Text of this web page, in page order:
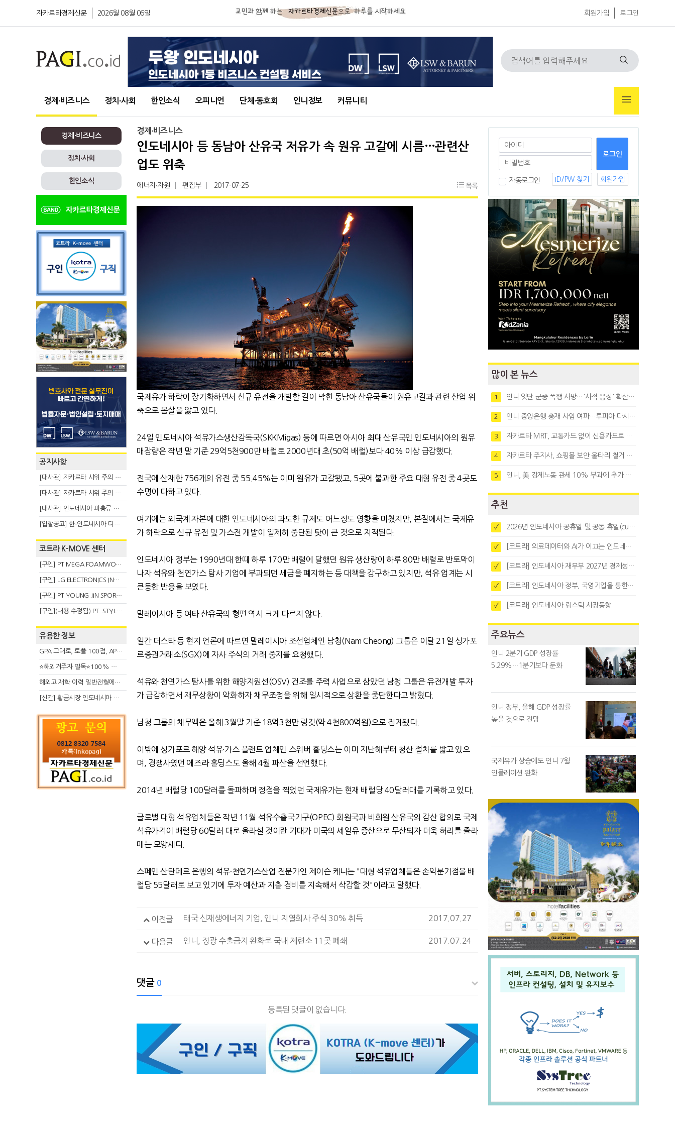
자카르타경제신문 2026월 08월 06일 회원가입 로그인
경제∙비즈니스 정치∙사회 한인소식 오피니언 단체∙동호회 인니정보 커뮤니티
경제∙비즈니스
정치∙사회
한인소식
공지사항
[대사관] 자카르타 시위 주의 안내(8.6)
[대사관] 자카르타 시위 주의 안내(8.3)
[대사관] 인도네시아 파충류 불법 반출 주의 (7.29)
[입찰공고] 한-인도네시아 디지털융복합 탈 전시회
코트라 K-MOVE 센터
[구인] PT MEGA FOAMWORKS INDONESIA
[구인] LG ELECTRONICS INDONESIA
[구인] PT YOUNG JIN SPORT INDONESIA
[구인](내용 수정됨) PT. STYLE KOREAN INDONESIA (스타일 코리안 인도네시아)
유용한 정보
GPA 그대로, 토플 100점, AP 막막 — 원인은 하나입니다
⭐해외거주자 필독⭐100% 온라인 마지막 한국어교원 2급 추가모집 (~8/2)
해외고 재학 이력 일반전형에서 분명한 입시 강점 살리는 전략
[신간] 황금시장 인도네시아 슈퍼리치의 성공 수업
경제∙비즈니스
인도네시아 등 동남아 산유국 저유가 속 원유 고갈에 시름…관련산
업도 위축
에너지∙자원 편집부 2017-07-25 목록
국제유가 하락이 장기화하면서 신규 유전을 개발할 길이 막힌 동남아 산유국들이 원유고갈과 관련 산업 위
축으로 몸살을 앓고 있다.
24일 인도네시아 석유가스생산감독국(SKKMigas) 등에 따르면 아시아 최대 산유국인 인도네시아의 원유
매장량은 작년 말 기준 29억5천900만 배럴로 2000년대 초(50억 배럴)보다 40% 이상 급감했다.
전국에 산재한 756개의 유전 중 55.45%는 이미 원유가 고갈됐고, 5곳에 불과한 주요 대형 유전 중 4곳도
수명이 다하고 있다.
여기에는 외국계 자본에 대한 인도네시아의 과도한 규제도 어느정도 영향을 미쳤지만, 본질에서는 국제유
가 하락으로 신규 유전 및 가스전 개발이 일제히 중단된 탓이 큰 것으로 지적된다.
인도네시아 정부는 1990년대 한때 하루 170만 배럴에 달했던 원유 생산량이 하루 80만 배럴로 반토막이
나자 석유와 천연가스 탐사 기업에 부과되던 세금을 폐지하는 등 대책을 강구하고 있지만, 석유 업계는 시
큰둥한 반응을 보였다.
말레이시아 등 여타 산유국의 형편 역시 크게 다르지 않다.
일간 더스타 등 현지 언론에 따르면 말레이시아 조선업체인 남청(Nam Cheong) 그룹은 이달 21일 싱가포
르증권거래소(SGX)에 자사 주식의 거래 중지를 요청했다.
석유와 천연가스 탐사를 위한 해양지원선(OSV) 건조를 주력 사업으로 삼았던 남청 그룹은 유전개발 투자
가 급감하면서 재무상황이 악화하자 채무조정을 위해 일시적으로 상환을 중단한다고 밝혔다.
남청 그룹의 채무액은 올해 3월말 기준 18억3천만 링깃(약 4천800억원)으로 집계됐다.
이밖에 싱가포르 해양 석유·가스 플랜트 업체인 스위버 홀딩스는 이미 지난해부터 청산 절차를 밟고 있으
며, 경쟁사였던 에즈라 홀딩스도 올해 4월 파산을 선언했다.
2014년 배럴당 100달러를 돌파하며 정점을 찍었던 국제유가는 현재 배럴당 40달러대를 기록하고 있다.
글로벌 대형 석유업체들은 작년 11월 석유수출국기구(OPEC) 회원국과 비회원 산유국의 감산 합의로 국제
석유가격이 배럴당 60달러 대로 올라설 것이란 기대가 미국의 셰일유 증산으로 무산되자 더욱 허리를 졸라
매는 모양새다.
스페인 산탄데르 은행의 석유·천연가스산업 전문가인 제이슨 케니는 "대형 석유업체들은 손익분기점을 배
럴당 55달러로 보고 있기에 투자 예산과 지출 경비를 지속해서 삭감할 것"이라고 말했다.
이전글 태국 신재생에너지 기업, 인니 지열회사 주식 30% 취득 2017.07.27
다음글 인니, 정광 수출금지 완화로 국내 제련소 11곳 폐쇄 2017.07.24
댓글 0
등록된 댓글이 없습니다.
자동로그인 ID/PW 찾기 회원가입
많이 본 뉴스
1 인니 잇단 군중 폭행 사망…'사적 응징' 확산에 법치 우려
2 인니 중앙은행 총재 사임 여파…루피아 다시 1만8천대로 약세
3 자카르타 MRT, 교통카드 없이 신용카드로 바로 탄다
4 자카르타 주지사, 쇼핑몰 보안 울타리 철거 요청…"치안 문제없다"
5 인니, 美 강제노동 관세 10% 부과에 추가 협상 착수
추천
✓ 2026년 인도네시아 공휴일 및 공동 휴일(cuti bersama)
✓ [코트라] 의료데이터와 AI가 이끄는 인도네시아 디지털 헬스케어 시장 트렌드
✓ [코트라] 인도네시아 재무부 2027년 경제성장 전망 및 목표 발표
✓ [코트라] 인도네시아 정부, 국영기업을 통한 석탄·팜유·합금철 수출 중앙집중화 추진
✓ [코트라] 인도네시아 립스틱 시장동향
주요뉴스
인니 2분기 GDP 성장률
5.29%…1분기보다 둔화
인니 정부, 올해 GDP 성장률
높을 것으로 전망
국제유가 상승에도 인니 7월
인플레이션 완화